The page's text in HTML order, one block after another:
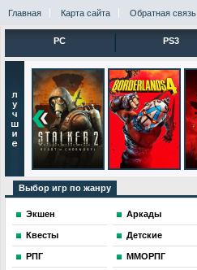
Главная Карта сайта Обратная связь
PC PS3
Выбор игр по жанру
Экшен Аркады
Квесты Детские
РПГ ММОРПГ